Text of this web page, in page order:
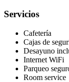
Servicios
Cafetería
Cajas de
Desayuno
Internet WiFi
Parqueo
Room service